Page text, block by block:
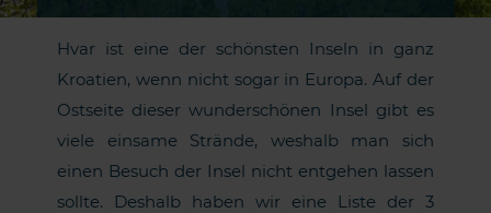
Hvar ist eine der schönsten Inseln in ganz
Kroatien, wenn nicht sogar in Europa. Auf der
Ostseite dieser wunderschönen Insel gibt es
viele einsame Strände, weshalb man sich
einen Besuch der Insel nicht entgehen lassen
sollte. Deshalb haben wir eine Liste der 3